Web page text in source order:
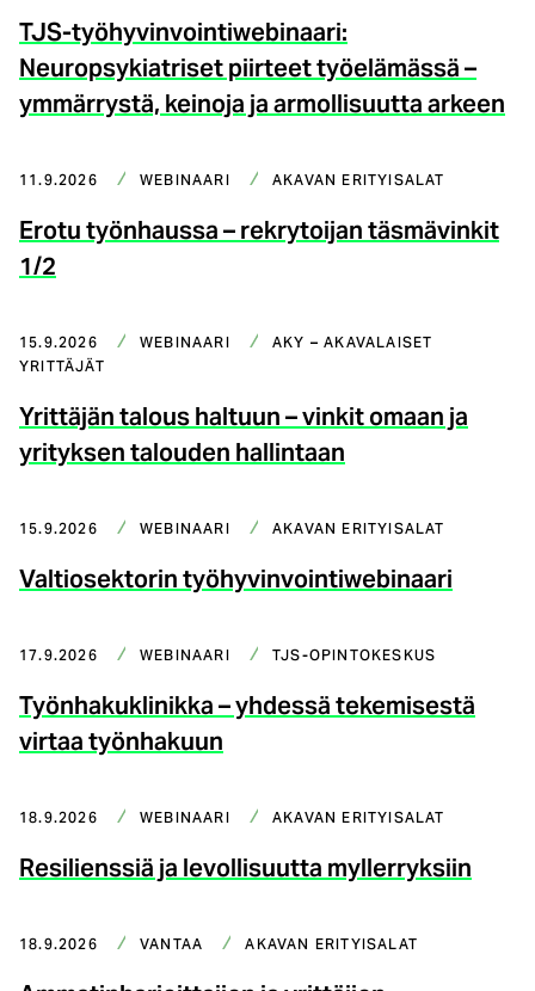
TJS-työhyvinvointiwebinaari:
Neuropsykiatriset piirteet työelämässä –
ymmärrystä, keinoja ja armollisuutta arkeen
11.9.2026 WEBINAARI
AKAVAN ERITYISALAT
Erotu työnhaussa – rekrytoijan täsmävinkit
1/2
15.9.2026 WEBINAARI AKY – AKAVALAISET
YRITTÄJÄT
Yrittäjän talous haltuun – vinkit omaan ja
yrityksen talouden hallintaan
15.9.2026 WEBINAARI
AKAVAN ERITYISALAT
Valtiosektorin työhyvinvointiwebinaari
17.9.2026 WEBINAARI
TJS-OPINTOKESKUS
Työnhakuklinikka – yhdessä tekemisestä
virtaa työnhakuun
18.9.2026 WEBINAARI
AKAVAN ERITYISALAT
Resilienssiä ja levollisuutta myllerryksiin
18.9.2026 VANTAA
AKAVAN ERITYISALAT